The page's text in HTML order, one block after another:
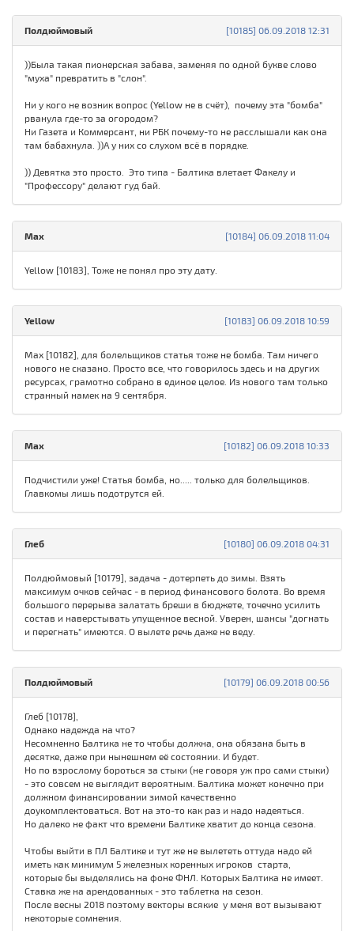
[10185] 06.09.2018 12:31
Полдюймовый
))Была такая пионерская забава, заменяя по одной букве слово
"муха" превратить в "слон".
Ни у кого не возник вопрос (Yellow не в счёт), почему эта "бомба"
рванула где-то за огородом?
Ни Газета и Коммерсант, ни РБК почему-то не расслышали как она
там бабахнула. ))А у них со слухом всё в порядке.
)) Девятка это просто. Это типа - Балтика влетает Факелу и
"Профессору" делают гуд бай.
[10184] 06.09.2018 11:04
Max
Yellow [10183], Тоже не понял про эту дату.
[10183] 06.09.2018 10:59
Yellow
Max [10182], для болельщиков статья тоже не бомба. Там ничего
нового не сказано. Просто все, что говорилось здесь и на других
ресурсах, грамотно собрано в единое целое. Из нового там только
странный намек на 9 сентября.
[10182] 06.09.2018 10:33
Max
Подчистили уже! Статья бомба, но..... только для болельщиков.
Главкомы лишь подотрутся ей.
[10180] 06.09.2018 04:31
Глеб
Полдюймовый [10179], задача - дотерпеть до зимы. Взять
максимум очков сейчас - в период финансового болота. Во время
большого перерыва залатать бреши в бюджете, точечно усилить
состав и наверстывать упущенное весной. Уверен, шансы "догнать
и перегнать" имеются. О вылете речь даже не веду.
[10179] 06.09.2018 00:56
Полдюймовый
Глеб [10178],
Однако надежда на что?
Несомненно Балтика не то чтобы должна, она обязана быть в
десятке, даже при нынешнем её состоянии. И будет.
Но по взрослому бороться за стыки (не говоря уж про сами стыки)
- это совсем не выглядит вероятным. Балтика может конечно при
должном финансировании зимой качественно
доукомплектоваться. Вот на это-то как раз и надо надеяться.
Но далеко не факт что времени Балтике хватит до конца сезона.
Чтобы выйти в ПЛ Балтике и тут же не вылететь оттуда надо ей
иметь как минимум 5 железных коренных игроков старта,
которые бы выделялись на фоне ФНЛ. Которых Балтика не имеет.
Ставка же на арендованных - это таблетка на сезон.
После весны 2018 поэтому векторы всякие у меня вот вызывают
некоторые сомнения.